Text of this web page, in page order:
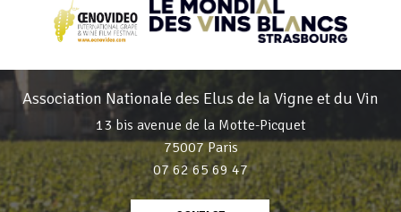
Association Nationale des Elus de la Vigne et du Vin
13 bis avenue de la Motte-Picquet
75007 Paris
07 62 65 69 47